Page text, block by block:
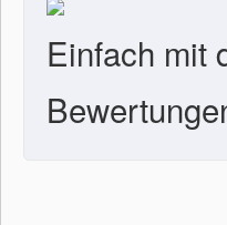
Einfach mit